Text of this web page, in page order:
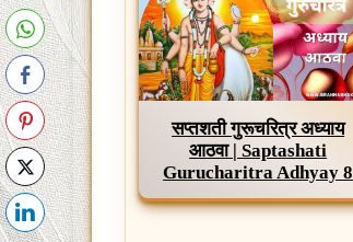
सप्तशती गुरूचरित्र अध्याय
आठवा | Saptashati
Gurucharitra Adhyay 8